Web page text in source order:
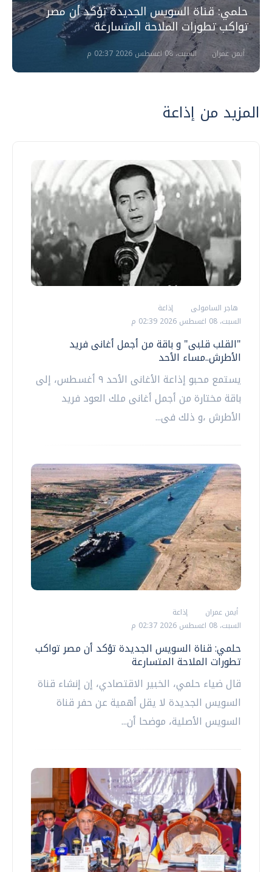
حلمي: قناة السويس الجديدة تؤكد أن مصر
تواكب تطورات الملاحة المتسارعة
أيمن عمران السبت، 08 اغسطس 2026 02:37 م
المزيد من إذاعة
هاجر السامولى
إذاعة
السبت، 08 اغسطس 2026 02:39 م
"القلب قلبى" و باقة من أجمل أغانى فريد
الأطرش..مساء الأحد
يستمع محبو إذاعة الأغانى الأحد ٩ أغسطس، إلى
باقة مختارة من أجمل أغانى ملك العود فريد
الأطرش ،و ذلك فى...
أيمن عمران
إذاعة
السبت، 08 اغسطس 2026 02:37 م
حلمي: قناة السويس الجديدة تؤكد أن مصر تواكب
تطورات الملاحة المتسارعة
قال ضياء حلمي، الخبير الاقتصادي، إن إنشاء قناة
السويس الجديدة لا يقل أهمية عن حفر قناة
السويس الأصلية، موضحا أن...